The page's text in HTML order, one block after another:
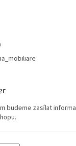
budeme zasílat